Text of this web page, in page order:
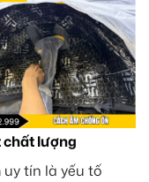
chất lượng
tín là yếu tố